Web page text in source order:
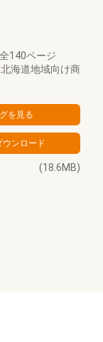
全140ページ
海道地域向け商
(18.6MB)